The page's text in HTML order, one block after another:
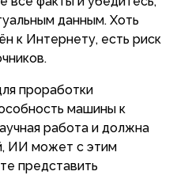
данным. Хоть
к Интернету, есть риск
проработки
машины к
работа и должна
ИИ может с этим
представить